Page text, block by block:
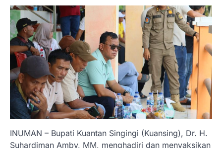
INUMAN – Bupati Kuantan Singingi (Kuansing), Dr. H.
Suhardiman Amby, MM, menghadiri dan menyaksikan